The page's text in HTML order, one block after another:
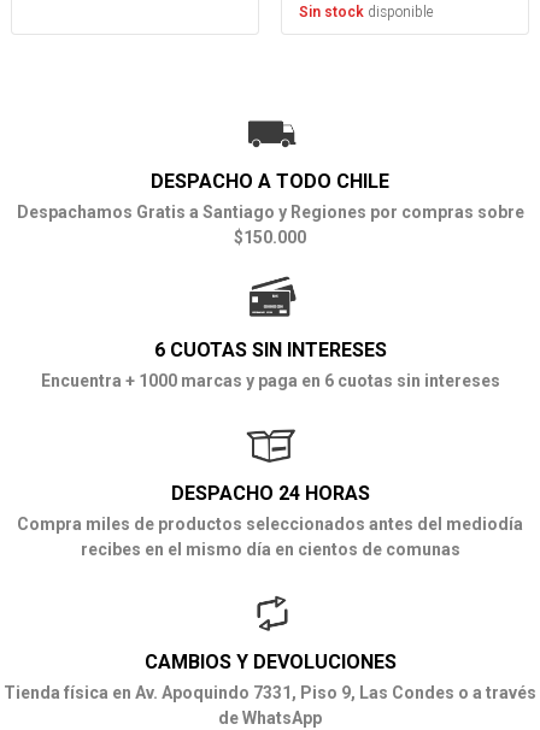
Sin stock disponible
DESPACHO A TODO CHILE
Despachamos Gratis a Santiago y Regiones por compras sobre
$150.000
6 CUOTAS SIN INTERESES
Encuentra + 1000 marcas y paga en 6 cuotas sin intereses
DESPACHO 24 HORAS
Compra miles de productos seleccionados antes del mediodía
recibes en el mismo día en cientos de comunas
CAMBIOS Y DEVOLUCIONES
Tienda física en Av. Apoquindo 7331, Piso 9, Las Condes o a través
de WhatsApp